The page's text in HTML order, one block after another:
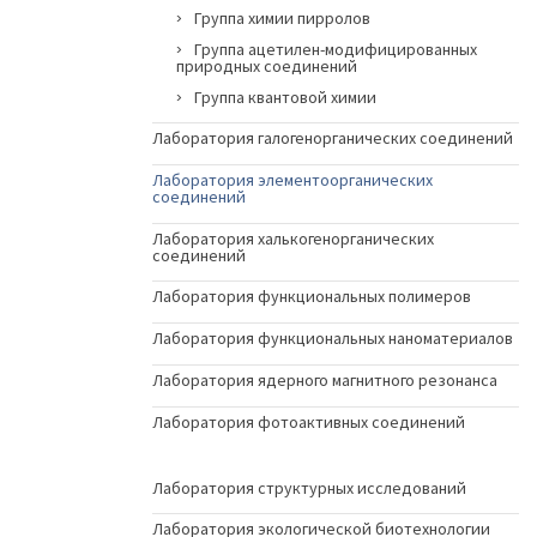
Группа химии пирролов
Группа ацетилен-модифицированных
природных соединений
Группа квантовой химии
Лаборатория галогенорганических соединений
Лаборатория элементоорганических
соединений
Лаборатория халькогенорганических
соединений
Лаборатория функциональных полимеров
Лаборатория функциональных наноматериалов
Лаборатория ядерного магнитного резонанса
Лаборатория фотоактивных соединений
Лаборатория структурных исследований
Лаборатория экологической биотехнологии